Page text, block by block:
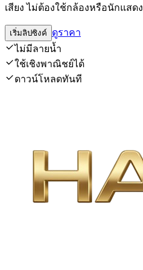
เสียง ไม่ต้องใช้กล้องหรือนักแสดง
เริ่มลิปซิงค์
ดูราคา
ไม่มีลายน้ำ
ใช้เชิงพาณิชย์ได้
ดาวน์โหลดทันที